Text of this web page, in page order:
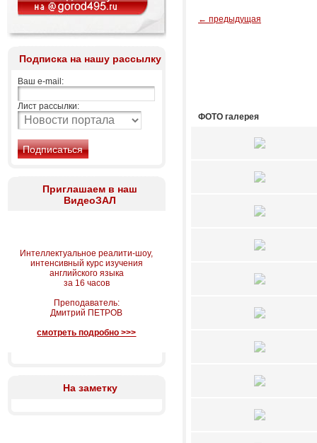
Подписка на нашу рассылку
Ваш e-mail:
Лист рассылки:
Приглашаем в наш
ВидеоЗАЛ
Интеллектуальное реалити-шоу,
интенсивный курс изучения
английского языка
за 16 часов
Преподаватель:
Дмитрий ПЕТРОВ
смотреть подробно >>>
На заметку
← предыдущая
ФОТО галерея